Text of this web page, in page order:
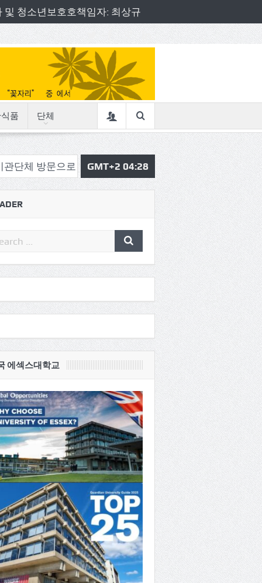
청소년보호호책임자: 최상규
품 단체
로 소통의정 시작 삼육중 4-H 환경동아리, 구리시청
GMT+2 04:28
에섹스대학교